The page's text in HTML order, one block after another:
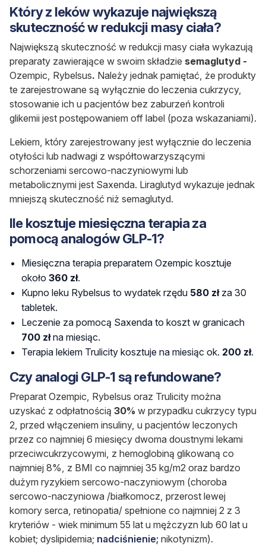
Który z leków wykazuje największą
skuteczność w redukcji masy ciała?
Największą skuteczność w redukcji masy ciała wykazują
preparaty zawierające w swoim składzie semaglutyd -
Ozempic, Rybelsus. Należy jednak pamiętać, że produkty
te zarejestrowane są wyłącznie do leczenia cukrzycy,
stosowanie ich u pacjentów bez zaburzeń kontroli
glikemii jest postępowaniem off label (poza wskazaniami).
Lekiem, który zarejestrowany jest wyłącznie do leczenia
otyłości lub nadwagi z współtowarzyszącymi
schorzeniami sercowo-naczyniowymi lub
metabolicznymi jest Saxenda. Liraglutyd wykazuje jednak
mniejszą skuteczność niż semaglutyd.
Ile kosztuje miesięczna terapia za
pomocą analogów GLP-1?
Miesięczna terapia preparatem Ozempic kosztuje
około 360 zł.
Kupno leku Rybelsus to wydatek rzędu 580 złza 30
tabletek.
Leczenie za pomocą Saxenda to koszt w granicach
700 złna miesiąc.
Terapia lekiem Trulicity kosztuje na miesiąc ok. 200 zł.
Czy analogi GLP-1 są refundowane?
Preparat Ozempic, Rybelsus oraz Trulicity można
uzyskać z odpłatnością 30% w przypadku cukrzycy typu
2, przed włączeniem insuliny, u pacjentów leczonych
przez co najmniej 6 miesięcy dwoma doustnymi lekami
przeciwcukrzycowymi, z hemoglobiną glikowaną co
najmniej 8%, z BMI co najmniej 35 kg/m2 oraz bardzo
dużym ryzykiem sercowo-naczyniowym (choroba
sercowo-naczyniowa /białkomocz, przerost lewej
komory serca, retinopatia/ spełnione co najmniej 2 z 3
kryteriów - wiek minimum 55 lat u mężczyzn lub 60 lat u
kobiet; dyslipidemia; nadciśnienie; nikotynizm).